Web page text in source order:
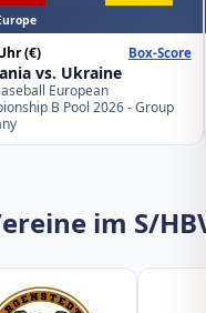
(€) Box-Score
vs. Ukraine
European
B Pool 2026 - Group
im S/